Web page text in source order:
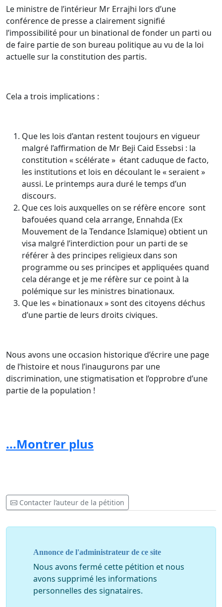
Le ministre de l’intérieur Mr Errajhi lors d’une
conférence de presse a clairement signifié
l’impossibilité pour un binational de fonder un parti ou
de faire partie de son bureau politique au vu de la loi
actuelle sur la constitution des partis.
Cela a trois implications :
Que les lois d’antan restent toujours en vigueur
malgré l’affirmation de Mr Beji Caid Essebsi : la
constitution « scélérate » étant caduque de facto,
les institutions et lois en découlant le « seraient »
aussi. Le printemps aura duré le temps d’un
discours.
Que ces lois auxquelles on se réfère encore sont
bafouées quand cela arrange, Ennahda (Ex
Mouvement de la Tendance Islamique) obtient un
visa malgré l’interdiction pour un parti de se
référer à des principes religieux dans son
programme ou ses principes et appliquées quand
cela dérange et je me réfère sur ce point à la
polémique sur les ministres binationaux.
Que les « binationaux » sont des citoyens déchus
d’une partie de leurs droits civiques.
Nous avons une occasion historique d’écrire une page
de l’histoire et nous l’inaugurons par une
discrimination, une stigmatisation et l’opprobre d’une
partie de la population !
au nombre de passeports que nous avons ?
Nous nous sommes révoltés chacun à sa façon, à sa
de la dignité.
Aujourd’hui, je dois boire mon indignité et accepter
...Montrer plus
Contacter l’auteur de la pétition
Annonce de l'administrateur de ce site
Nous avons fermé cette pétition et nous
avons supprimé les informations
personnelles des signataires.